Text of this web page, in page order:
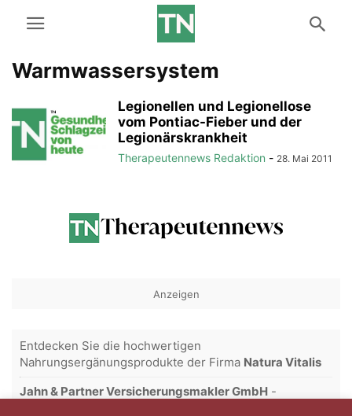
Warmwassersystem
Legionellen und Legionellose
vom Pontiac-Fieber und der
Legionärskrankheit
Therapeutennews Redaktion - 28. Mai 2011
Anzeigen
Entdecken Sie die hochwertigen
Nahrungsergänungsprodukte der Firma Natura Vitalis
Jahn & Partner Versicherungsmakler GmbH -